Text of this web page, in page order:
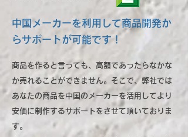
中国メーカーを利用して商品開発か
らサポートが可能です！
商品を作ると言っても、高額であったらなかな
か売れることができません。そこで、弊社では
あなたの商品を中国のメーカーを活用してより
安価に制作するサポートをさせて頂いておりま
す。